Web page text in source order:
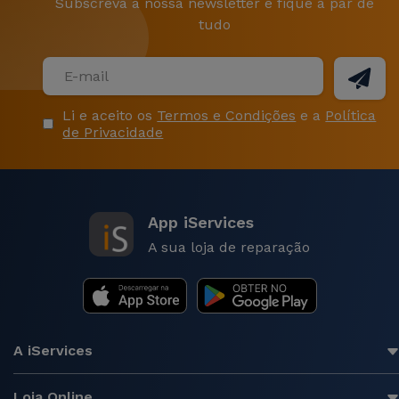
Antes de chegarem até si, são previamente sujeitos a
analisados e inspecionados 40 parâmetros,
nomeadamente no que respeita a todos os seus
componentes, tais como: câmara, som, microfone,
botões, ecrã, software, conectividade, conexões,
iServices incluem ocabo Lightning.
Sempre que a bateria apresenta um valor inferior a
80% da sua capacidade máxima, a iServices troca a
mesma por uma bateria totalmente nova.
Porquê comprar Samsung
Recondicionado?
Ao comprar um Samsung Recondicionado está a
optar por uma solução mais económica, igualmente
tudo
Li e aceito os Termos e Condições e a Política
de Privacidade
App iServices
A sua loja de reparação
A iServices